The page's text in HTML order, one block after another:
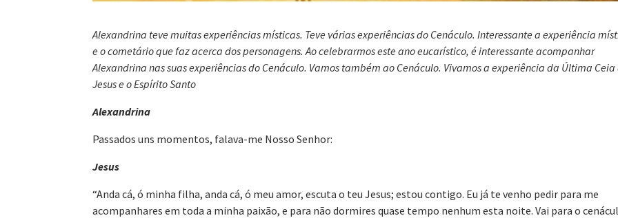
Alexandrina teve muitas experiências místicas. Teve várias experiências do Cenáculo. Interessante a experiência
e o cometário que faz acerca dos personagens. Ao celebrarmos este ano eucarístico, é interessante acompanhar
Alexandrina nas suas experiências do Cenáculo. Vamos também ao Cenáculo. Vivamos a experiência da Última Ceia
Jesus e o Espírito Santo
Alexandrina
Passados uns momentos, falava-me Nosso Senhor:
Jesus
“Anda cá, ó minha filha, anda cá, ó meu amor, escuta o teu Jesus; estou contigo. Eu já te venho pedir para me
acompanhares em toda a minha paixão, e para não dormires quase tempo nenhum esta noite. Vai para o